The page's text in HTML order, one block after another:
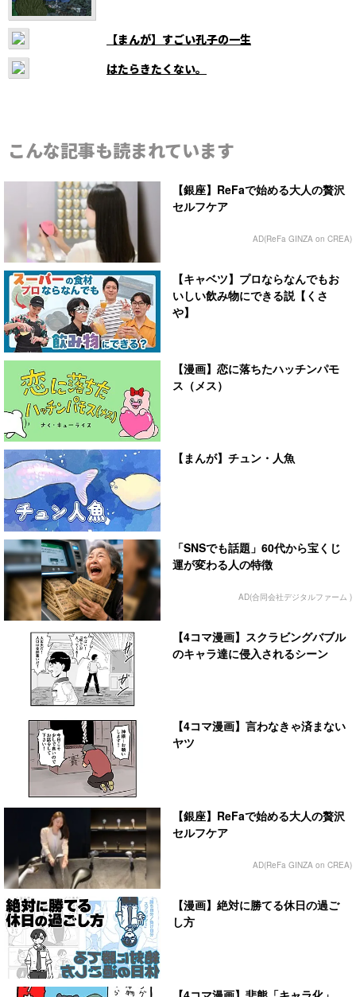
【まんが】すごい孔子の一生
はたらきたくない。
こんな記事も読まれています
【銀座】ReFaで始める大人の贅沢
セルフケア
AD(ReFa GINZA on CREA)
【キャベツ】プロならなんでもお
いしい飲み物にできる説【くさ
や】
【漫画】恋に落ちたハッチンパモ
ス（メス）
【まんが】チュン・人魚
「SNSでも話題」60代から宝くじ
運が変わる人の特徴
AD(合同会社デジタルファーム )
【4コマ漫画】スクラビングバブル
のキャラ達に侵入されるシーン
【4コマ漫画】言わなきゃ済まない
ヤツ
【銀座】ReFaで始める大人の贅沢
セルフケア
AD(ReFa GINZA on CREA)
【漫画】絶対に勝てる休日の過ご
し方